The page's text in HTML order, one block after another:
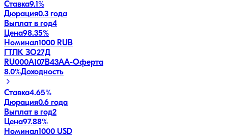
Ставка9.1%
Дюрация0.3 года
Выплат в год4
Цена98.35%
Номинал1000 RUB
ГТЛК ЗО27Д
RU000A107B43AA-Оферта
8.0%Доходность
Ставка4.65%
Дюрация0.6 года
Выплат в год2
Цена97.88%
Номинал1000 USD